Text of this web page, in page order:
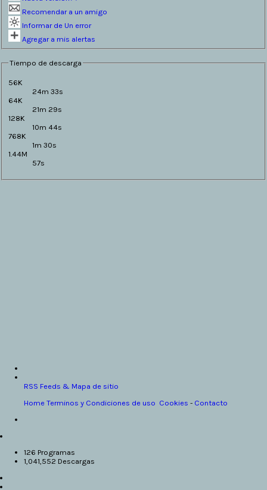
Recomendar a un amigo
Informar de Un error
Agregar a mis alertas
Tiempo de descarga
56K
24m 33s
64K
21m 29s
128K
10m 44s
768K
1m 30s
1.44M
57s
RSS Feeds & Mapa de sitio
Home Terminos y Condiciones de uso Cookies - Contacto
126 Programas
1,041,552 Descargas